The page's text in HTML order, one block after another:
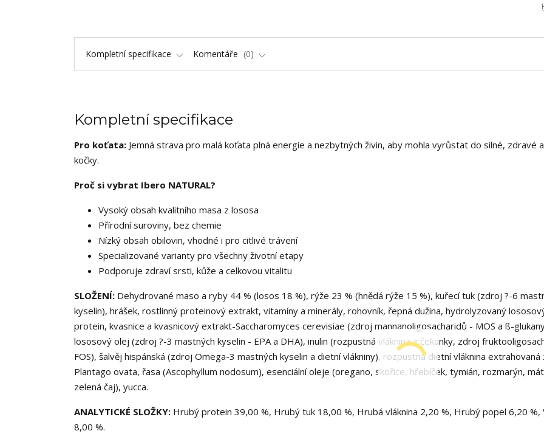
Kompletní specifikace Komentáře 0
Kompletní specifikace
Pro koťata: Jemná strava pro malá koťata plná energie a nezbytných živin, aby mohla vyrůstat do silné, zdravé
kočky.
Proč si vybrat Ibero NATURAL?
Vysoký obsah kvalitního masa z lososa
Přírodní suroviny, bez chemie
Nízký obsah obilovin, vhodné i pro citlivé trávení
Specializované varianty pro všechny životní etapy
Podporuje zdraví srsti, kůže a celkovou vitalitu
SLOŽENÍ: Dehydrované maso a ryby 44 % (losos 18 %), rýže 23 % (hnědá rýže 15 %), kuřecí tuk (zdroj ?-6
kyselin), hrášek, rostlinný proteinový extrakt, vitamíny a minerály, rohovník, řepná dužina, hydrolyzovaný
protein, kvasnice a kvasnicový extrakt-Saccharomyces cerevisiae (zdroj mannanoligosacharidů - MOS a ß-
lososový olej (zdroj ?-3 mastných kyselin - EPA a DHA), inulin (rozpustná vláknina z čekanky, zdroj
FOS), šalvěj hispánská (zdroj Omega-3 mastných kyselin a dietní vlákniny), rozpustná dietní vláknina extrahovaná
Plantago ovata, řasa (Ascophyllum nodosum), esenciální oleje (oregano, skořice, hřebíček, tymián, rozmarýn,
zelená čaj), yucca.
ANALYTICKÉ SLOŽKY: Hrubý protein 39,00 %, Hrubý tuk 18,00 %, Hrubá vláknina 2,20 %, Hrubý popel 6,20 %,
8,00 %.